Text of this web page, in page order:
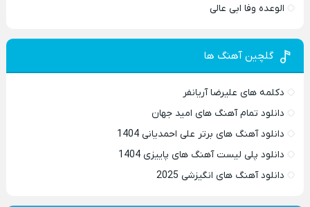
الوعده وفا ابی عالی
گلچین آهنگ ها
دکلمه های علیرضا آریانفر
دانلود تمام آهنگ های امید جهان
دانلود آهنگ های برتر علی احمدیانی 1404
دانلود پلی لیست آهنگ های پاییزی 1404
دانلود آهنگ های انگیزشی 2025